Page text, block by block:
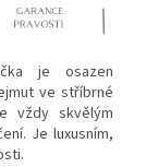
je osazen
ve stříbrné
vždy skvělým
Je luxusním,